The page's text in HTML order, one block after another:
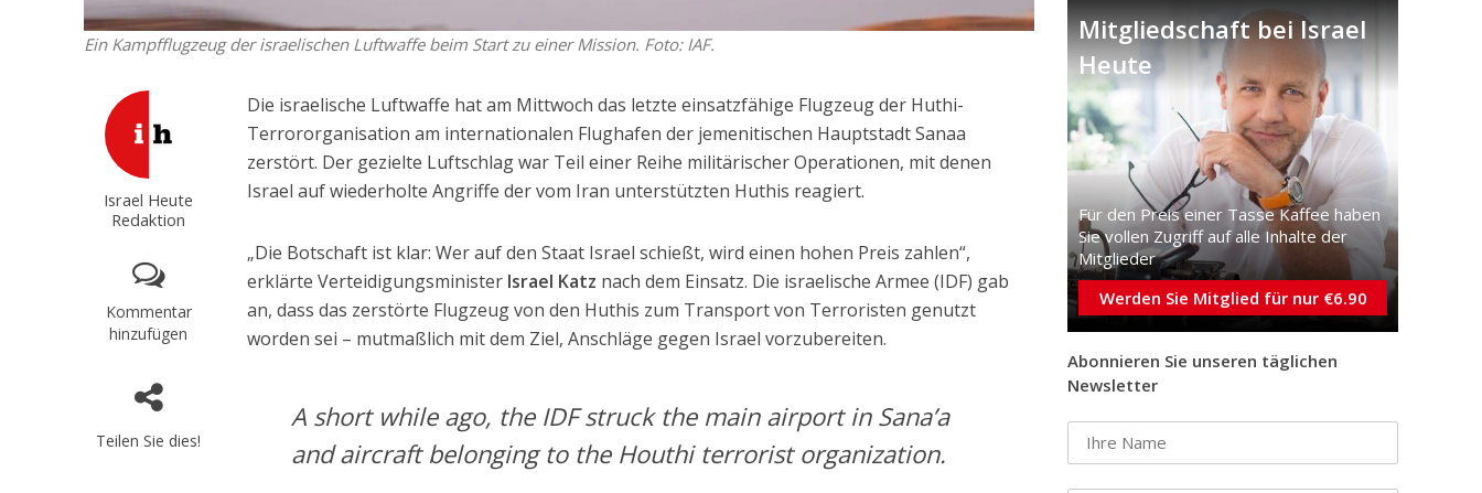
Ein Kampfflugzeug der israelischen Luftwaffe beim Start zu einer Mission. Foto: IAF.
Israel Heute
Redaktion
Kommentar
hinzufügen
Teilen Sie dies!
Die israelische Luftwaffe hat am Mittwoch das letzte einsatzfähige Flugzeug der Huthi-
Terrororganisation am internationalen Flughafen der jemenitischen Hauptstadt Sanaa
zerstört. Der gezielte Luftschlag war Teil einer Reihe militärischer Operationen, mit denen
Israel auf wiederholte Angriffe der vom Iran unterstützten Huthis reagiert.
„Die Botschaft ist klar: Wer auf den Staat Israel schießt, wird einen hohen Preis zahlen“,
erklärte Verteidigungsminister Israel Katz nach dem Einsatz. Die israelische Armee (IDF) gab
an, dass das zerstörte Flugzeug von den Huthis zum Transport von Terroristen genutzt
worden sei – mutmaßlich mit dem Ziel, Anschläge gegen Israel vorzubereiten.
A short while ago, the IDF struck the main airport in Sana’a
and aircraft belonging to the Houthi terrorist organization.
Mitgliedschaft bei Israel
Heute
Für den Preis einer Tasse Kaffee haben
Sie vollen Zugriff auf alle Inhalte der
Mitglieder
Werden Sie Mitglied für nur €6.90
Abonnieren Sie unseren täglichen
Newsletter